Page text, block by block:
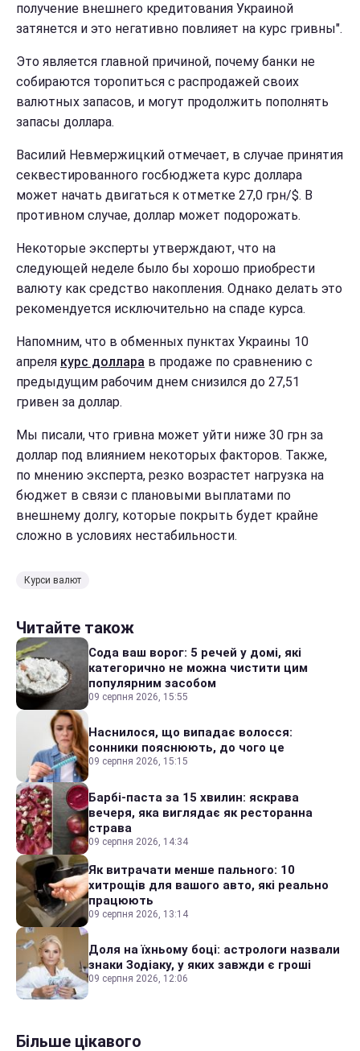
получение внешнего кредитования Украиной
затянется и это негативно повлияет на курс гривны".
Это является главной причиной, почему банки не
собираются торопиться с распродажей своих
валютных запасов, и могут продолжить пополнять
запасы доллара.
Василий Невмержицкий отмечает, в случае принятия
секвестированного госбюджета курс доллара
может начать двигаться к отметке 27,0 грн/$. В
противном случае, доллар может подорожать.
Некоторые эксперты утверждают, что на
следующей неделе было бы хорошо приобрести
валюту как средство накопления. Однако делать это
рекомендуется исключительно на спаде курса.
Напомним, что в обменных пунктах Украины 10
апреля курс доллара в продаже по сравнению с
предыдущим рабочим днем снизился до 27,51
гривен за доллар.
Мы писали, что гривна может уйти ниже 30 грн за
доллар под влиянием некоторых факторов. Также,
по мнению эксперта, резко возрастет нагрузка на
бюджет в связи с плановыми выплатами по
внешнему долгу, которые покрыть будет крайне
сложно в условиях нестабильности.
Курси валют
Читайте також
Сода ваш ворог: 5 речей у домі, які
категорично не можна чистити цим
популярним засобом
09 серпня 2026, 15:55
Наснилося, що випадає волосся:
сонники пояснюють, до чого це
09 серпня 2026, 15:15
Барбі-паста за 15 хвилин: яскрава
вечеря, яка виглядає як ресторанна
страва
09 серпня 2026, 14:34
Як витрачати менше пального: 10
хитрощів для вашого авто, які реально
працюють
09 серпня 2026, 13:14
Доля на їхньому боці: астрологи назвали
знаки Зодіаку, у яких завжди є гроші
09 серпня 2026, 12:06
Більше цікавого